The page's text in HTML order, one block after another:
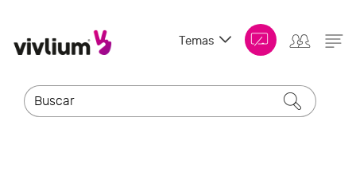
Temas